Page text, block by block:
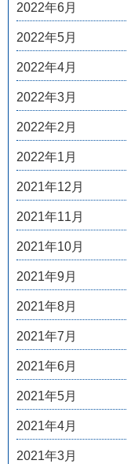
2022年6月
2022年5月
2022年4月
2022年3月
2022年2月
2022年1月
2021年12月
2021年11月
2021年10月
2021年9月
2021年8月
2021年7月
2021年6月
2021年5月
2021年4月
2021年3月